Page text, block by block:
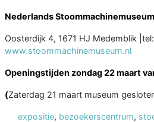
Nederlands Stoommachinemuseum
Oosterdijk 4, 1671 HJ Medemblik
www.stoommachinemuseum.nl
Openingstijden zondag 22 maart
(Zaterdag 21 maart museum
expositie, bezoekerscentrum,